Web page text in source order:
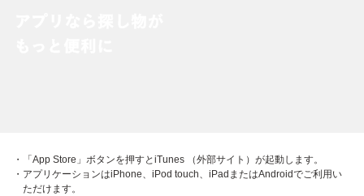
・「App Store」ボタンを押すとiTunes （外部サイト）が起動します。
・アプリケーションはiPhone、iPod touch、iPadまたはAndroidでご利用い
ただけます。